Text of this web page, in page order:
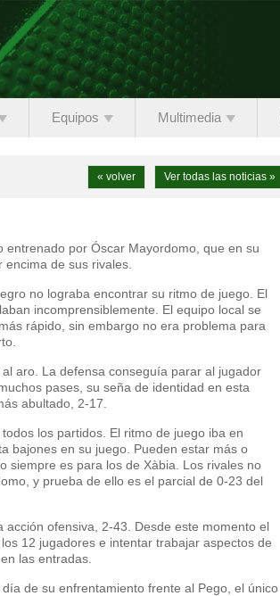
Equipos Multimedia
Ver todas las noticias »
« volver
por Óscar Mayordomo, que en su
de sus rivales.
no lograba encontrar su ritmo de juego. El
incomprensiblemente. El equipo local se
rápido, sin embargo no era problema para
aro. La defensa conseguía parar al jugador
pases, su seña de identidad en esta
abultado, 2-17.
los partidos. El ritmo de juego iba en
bajones en su juego. Pueden estar más o
siempre es para los de Xàbia. Los rivales no
y prueba de ello es el parcial de 0-23 del
ofensiva, 2-43. Desde este momento el
12 jugadores e intentar trabajar aspectos de
las entradas.
de su enfrentamiento frente al Pego, el único